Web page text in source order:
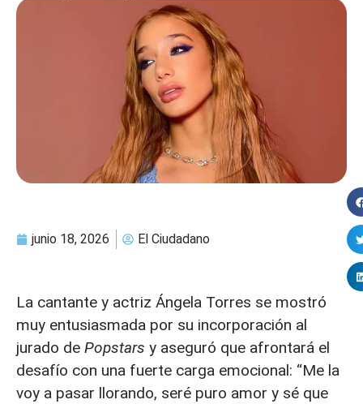
junio 18, 2026 El Ciudadano
La cantante y actriz Ángela Torres se mostró
muy entusiasmada por su incorporación al
jurado de Popstars y aseguró que afrontará el
desafío con una fuerte carga emocional: “Me la
voy a pasar llorando, seré puro amor y sé que